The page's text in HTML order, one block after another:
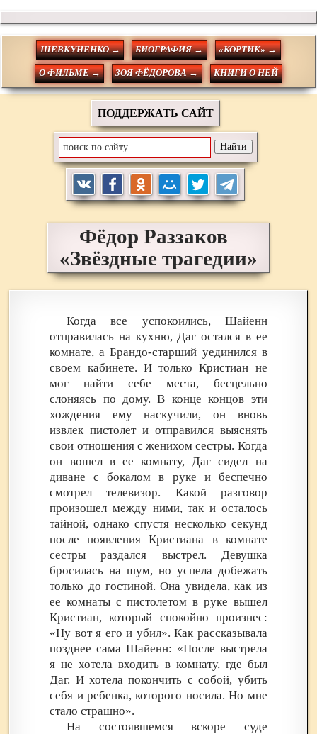
ШЕВКУНЕНКО → БИОГРАФИЯ → «КОРТИК» →
О ФИЛЬМЕ → ЗОЯ ФЁДОРОВА → КНИГИ О НЕЙ
ПОДДЕРЖАТЬ САЙТ
Фёдор Раззаков
«Звёздные трагедии»
Когда все успокоились, Шайенн
отправилась на кухню, Даг остался в ее
комнате, а Брандо-старший уединился в
своем кабинете. И только Кристиан не
мог найти себе места, бесцельно
слоняясь по дому. В конце концов эти
хождения ему наскучили, он вновь
извлек пистолет и отправился выяснять
свои отношения с женихом сестры. Когда
он вошел в ее комнату, Даг сидел на
диване с бокалом в руке и беспечно
смотрел телевизор. Какой разговор
произошел между ними, так и осталось
тайной, однако спустя несколько секунд
после появления Кристиана в комнате
сестры раздался выстрел. Девушка
бросилась на шум, но успела добежать
только до гостиной. Она увидела, как из
ее комнаты с пистолетом в руке вышел
Кристиан, который спокойно произнес:
«Ну вот я его и убил». Как рассказывала
позднее сама Шайенн: «После выстрела
я не хотела входить в комнату, где был
Даг. И хотела покончить с собой, убить
себя и ребенка, которого носила. Но мне
стало страшно».
На состоявшемся вскоре суде